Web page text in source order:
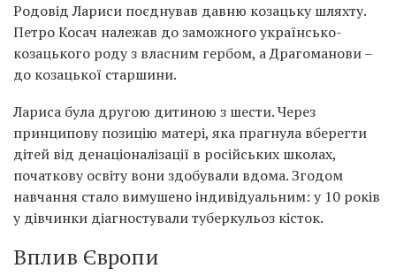
Родовід Лариси поєднував давню козацьку шляхту.
Петро Косач належав до заможного українсько-
козацького роду з власним гербом, а Драгоманови –
до козацької старшини.
Лариса була другою дитиною з шести. Через
принципову позицію матері, яка прагнула вберегти
дітей від денаціоналізації в російських школах,
початкову освіту вони здобували вдома. Згодом
навчання стало вимушено індивідуальним: у 10 років
у дівчинки діагностували туберкульоз кісток.
Вплив Європи